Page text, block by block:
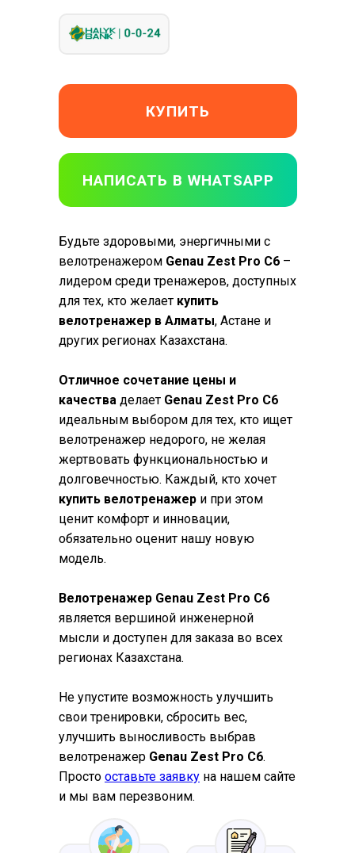
Будьте здоровыми, энергичными с
велотренажером Genau Zest Pro С6 –
лидером среди тренажеров, доступных
для тех, кто желает купить
велотренажер в Алматы, Астане и
других регионах Казахстана.
Отличное сочетание цены и
качества делает Genau Zest Pro С6
идеальным выбором для тех, кто ищет
велотренажер недорого, не желая
жертвовать функциональностью и
долговечностью. Каждый, кто хочет
купить велотренажер и при этом
ценит комфорт и инновации,
обязательно оценит нашу новую
модель.
Велотренажер Genau Zest Pro С6
является вершиной инженерной
мысли и доступен для заказа во всех
регионах Казахстана.
Не упустите возможность улучшить
свои тренировки, сбросить вес,
улучшить выносливость выбрав
велотренажер Genau Zest Pro С6.
Просто оставьте заявку на нашем сайте
и мы вам перезвоним.
НАПИСАТЬ В WHATSAPP
КУПИТЬ